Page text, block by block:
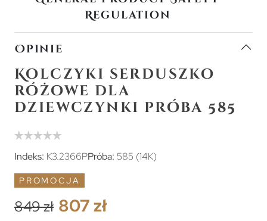
Regulation
Opinie
Kolczyki serduszko
różowe dla
dziewczynki próba 585
Indeks: K3.2366PPróba: 585 (14K)
PROMOCJA
849 zł 807 zł